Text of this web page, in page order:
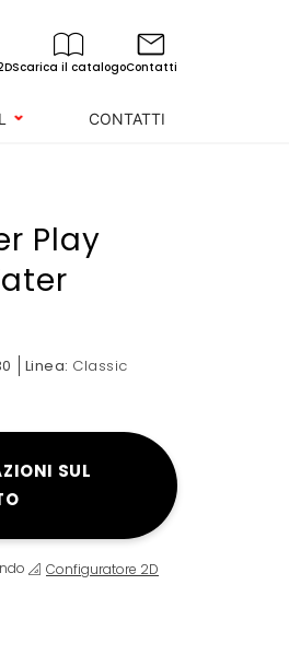
Scarica il catalogoContatti
CONTATTI
Play
Linea: Classic
SUL
Configuratore 2D